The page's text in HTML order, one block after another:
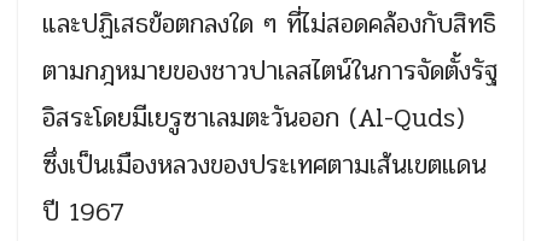
และปฏิเสธข้อตกลงใด ๆ ที่ไม่สอดคล้องกับสิทธิ
ตามกฎหมายของชาวปาเลสไตน์ในการจัดตั้งรัฐ
อิสระโดยมีเยรูซาเลมตะวันออก (Al-Quds)
ซึ่งเป็นเมืองหลวงของประเทศตามเส้นเขตแดน
ปี 1967